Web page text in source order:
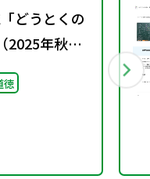
どうとくの
2025年秋
徳